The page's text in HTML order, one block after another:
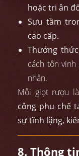
hoặc tri ân
Sưu tầm
cao cấp.
Thưởng
cách tôn
nhân.
Mỗi giọt rượu
công phu chế
sự tĩnh lặng,
8. Thông